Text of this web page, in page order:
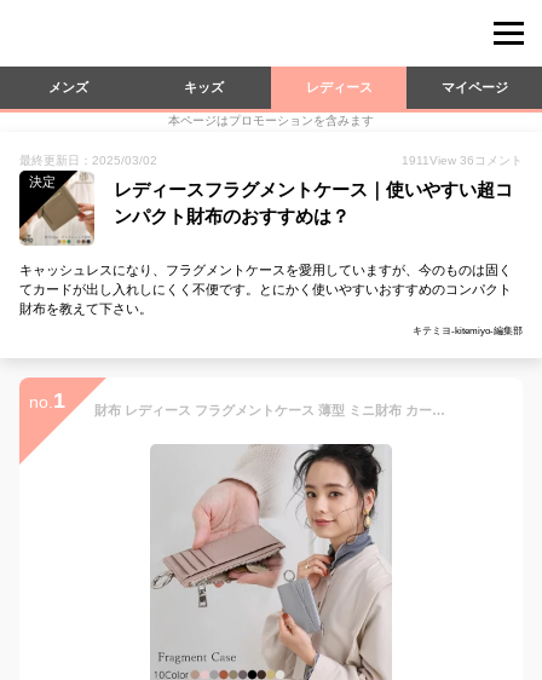
メンズ キッズ レディース マイページ
本ページはプロモーションを含みます
最終更新日：2025/03/02 1911View 36 コメント
決定
レディースフラグメントケース｜使いやすい超コ
ンパクト財布のおすすめは？
キャッシュレスになり、フラグメントケースを愛用していますが、今のものは固く
てカードが出し入れしにくく不便です。とにかく使いやすいおすすめのコンパクト
財布を教えて下さい。
キテミヨ-kitemiyo-編集部
no. 1 財布 レディース フラグメントケース 薄型 ミニ財布 カードケース 小さい 薄い うすい スリム 財布 小銭入れ パスケース コンパクト お洒落 シンプル かわいい コンパクト 収納 プレゼント ギフト